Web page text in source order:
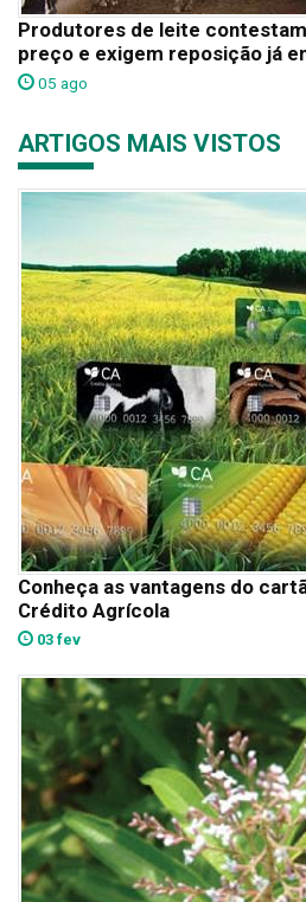
Produtores de leite
preço e exigem reposição já
05 ago
ARTIGOS MAIS VISTOS
Conheça as vantagens do
Crédito Agrícola
03 fev